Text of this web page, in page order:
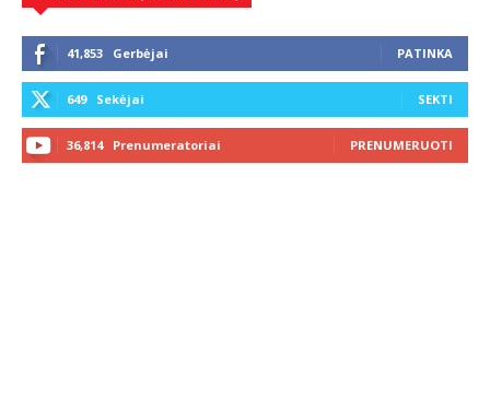
41,853 Gerbėjai PATINKA
649 Sekėjai SEKTI
36,814 Prenumeratoriai PRENUMERUOTI